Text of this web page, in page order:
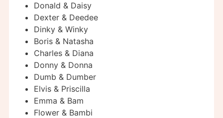
Donald & Daisy
Dexter & Deedee
Dinky & Winky
Boris & Natasha
Charles & Diana
Donny & Donna
Dumb & Dumber
Elvis & Priscilla
Emma & Bam
Flower & Bambi